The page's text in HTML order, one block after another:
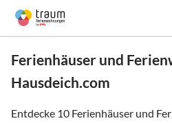
Ferienhäuser und
Hausdeich.com
Entdecke 10 Ferienhäuser und